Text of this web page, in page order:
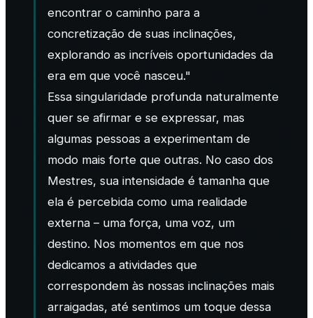
encontrar o caminho para a
concretização de suas inclinações,
explorando as incríveis oportunidades da
era em que você nasceu."
Essa singularidade profunda naturalmente
quer se afirmar e se expressar, mas
algumas pessoas a experimentam de
modo mais forte que outras. No caso dos
Mestres, sua intensidade é tamanha que
ela é percebida como uma realidade
externa – uma força, uma voz, um
destino. Nos momentos em que nos
dedicamos a atividades que
correspondem às nossas inclinações mais
arraigadas, até sentimos um toque dessa